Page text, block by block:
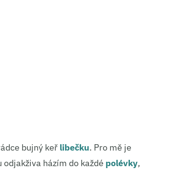
bujný keř libečku. Pro mě je
odjakživa házím do každé polévky,